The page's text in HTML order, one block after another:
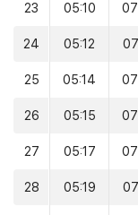
23 05:10
24 05:12
25 05:14
26 05:15
27 05:17
28 05:19